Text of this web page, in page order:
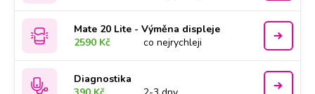
Mate 20 Lite - Výměna displeje
2590 Kč
co nejrychleji
Diagnostika